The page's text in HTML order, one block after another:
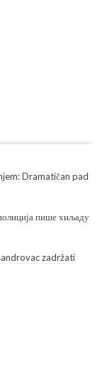
Dramatičan pad
пише хиљаду
zadržati